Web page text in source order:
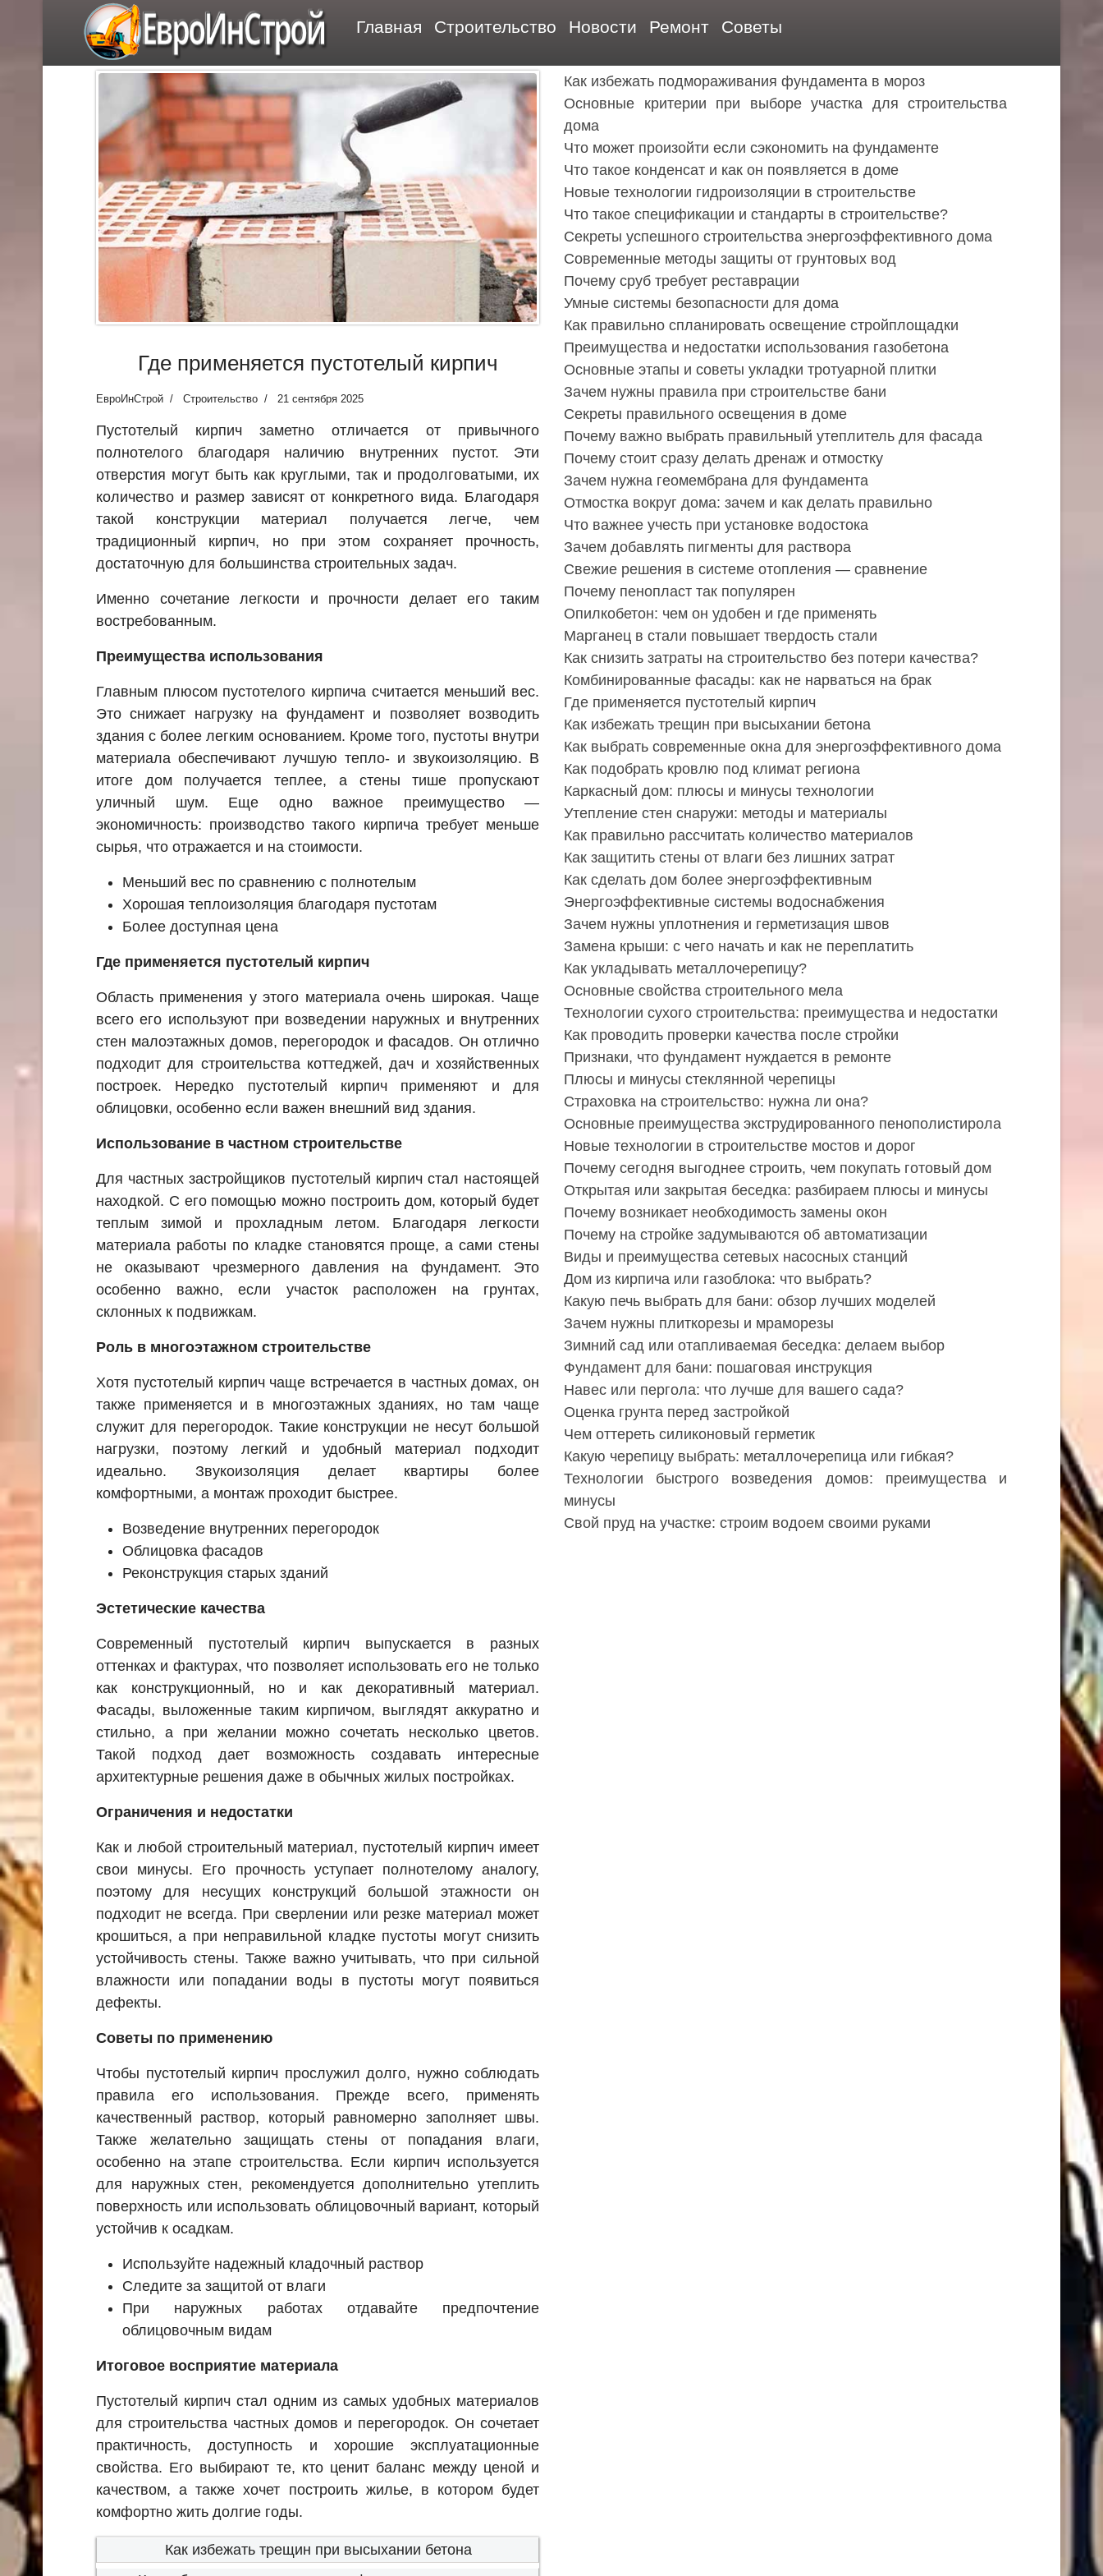
ЕвроИнСтрой Главная Строительство Новости Ремонт Советы
Где применяется пустотелый кирпич
ЕвроИнСтрой Строительство 21 сентября 2025
Пустотелый кирпич заметно отличается от привычного
полнотелого благодаря наличию внутренних пустот. Эти
отверстия могут быть как круглыми, так и продолговатыми, их
количество и размер зависят от конкретного вида. Благодаря
такой конструкции материал получается легче, чем
традиционный кирпич, но при этом сохраняет прочность,
достаточную для большинства строительных задач.
Именно сочетание легкости и прочности делает его таким
востребованным.
Преимущества использования
Главным плюсом пустотелого кирпича считается меньший вес.
Это снижает нагрузку на фундамент и позволяет возводить
здания с более легким основанием. Кроме того, пустоты внутри
материала обеспечивают лучшую тепло- и звукоизоляцию. В
итоге дом получается теплее, а стены тише пропускают
уличный шум. Еще одно важное преимущество —
экономичность: производство такого кирпича требует меньше
сырья, что отражается и на стоимости.
Меньший вес по сравнению с полнотелым
Хорошая теплоизоляция благодаря пустотам
Более доступная цена
Где применяется пустотелый кирпич
Область применения у этого материала очень широкая. Чаще
всего его используют при возведении наружных и внутренних
стен малоэтажных домов, перегородок и фасадов. Он отлично
подходит для строительства коттеджей, дач и хозяйственных
построек. Нередко пустотелый кирпич применяют и для
облицовки, особенно если важен внешний вид здания.
Использование в частном строительстве
Для частных застройщиков пустотелый кирпич стал настоящей
находкой. С его помощью можно построить дом, который будет
теплым зимой и прохладным летом. Благодаря легкости
материала работы по кладке становятся проще, а сами стены
не оказывают чрезмерного давления на фундамент. Это
особенно важно, если участок расположен на грунтах,
склонных к подвижкам.
Роль в многоэтажном строительстве
Хотя пустотелый кирпич чаще встречается в частных домах, он
также применяется и в многоэтажных зданиях, но там чаще
служит для перегородок. Такие конструкции не несут большой
нагрузки, поэтому легкий и удобный материал подходит
идеально. Звукоизоляция делает квартиры более
комфортными, а монтаж проходит быстрее.
Возведение внутренних перегородок
Облицовка фасадов
Реконструкция старых зданий
Эстетические качества
Современный пустотелый кирпич выпускается в разных
оттенках и фактурах, что позволяет использовать его не только
как конструкционный, но и как декоративный материал.
Фасады, выложенные таким кирпичом, выглядят аккуратно и
стильно, а при желании можно сочетать несколько цветов.
Такой подход дает возможность создавать интересные
архитектурные решения даже в обычных жилых постройках.
Ограничения и недостатки
Как и любой строительный материал, пустотелый кирпич имеет
свои минусы. Его прочность уступает полнотелому аналогу,
поэтому для несущих конструкций большой этажности он
подходит не всегда. При сверлении или резке материал может
крошиться, а при неправильной кладке пустоты могут снизить
устойчивость стены. Также важно учитывать, что при сильной
влажности или попадании воды в пустоты могут появиться
дефекты.
Советы по применению
Чтобы пустотелый кирпич прослужил долго, нужно соблюдать
правила его использования. Прежде всего, применять
качественный раствор, который равномерно заполняет швы.
Также желательно защищать стены от попадания влаги,
особенно на этапе строительства. Если кирпич используется
для наружных стен, рекомендуется дополнительно утеплить
поверхность или использовать облицовочный вариант, который
устойчив к осадкам.
Используйте надежный кладочный раствор
Следите за защитой от влаги
При наружных работах отдавайте предпочтение
облицовочным видам
Итоговое восприятие материала
Пустотелый кирпич стал одним из самых удобных материалов
для строительства частных домов и перегородок. Он сочетает
практичность, доступность и хорошие эксплуатационные
свойства. Его выбирают те, кто ценит баланс между ценой и
качеством, а также хочет построить жилье, в котором будет
комфортно жить долгие годы.
Как избежать трещин при высыхании бетона
Как избежать подмораживания фундамента в мороз
Основные критерии при выборе участка для строительства
дома
Что может произойти если сэкономить на фундаменте
Что такое конденсат и как он появляется в доме
Новые технологии гидроизоляции в строительстве
Что такое спецификации и стандарты в строительстве?
Секреты успешного строительства энергоэффективного дома
Современные методы защиты от грунтовых вод
Почему сруб требует реставрации
Умные системы безопасности для дома
Как правильно спланировать освещение стройплощадки
Преимущества и недостатки использования газобетона
Основные этапы и советы укладки тротуарной плитки
Зачем нужны правила при строительстве бани
Секреты правильного освещения в доме
Почему важно выбрать правильный утеплитель для фасада
Почему стоит сразу делать дренаж и отмостку
Зачем нужна геомембрана для фундамента
Отмостка вокруг дома: зачем и как делать правильно
Что важнее учесть при установке водостока
Зачем добавлять пигменты для раствора
Свежие решения в системе отопления — сравнение
Почему пенопласт так популярен
Опилкобетон: чем он удобен и где применять
Марганец в стали повышает твердость стали
Как снизить затраты на строительство без потери качества?
Комбинированные фасады: как не нарваться на брак
Где применяется пустотелый кирпич
Как избежать трещин при высыхании бетона
Как выбрать современные окна для энергоэффективного дома
Как подобрать кровлю под климат региона
Каркасный дом: плюсы и минусы технологии
Утепление стен снаружи: методы и материалы
Как правильно рассчитать количество материалов
Как защитить стены от влаги без лишних затрат
Как сделать дом более энергоэффективным
Энергоэффективные системы водоснабжения
Зачем нужны уплотнения и герметизация швов
Замена крыши: с чего начать и как не переплатить
Как укладывать металлочерепицу?
Основные свойства строительного мела
Технологии сухого строительства: преимущества и недостатки
Как проводить проверки качества после стройки
Признаки, что фундамент нуждается в ремонте
Плюсы и минусы стеклянной черепицы
Страховка на строительство: нужна ли она?
Основные преимущества экструдированного пенополистирола
Новые технологии в строительстве мостов и дорог
Почему сегодня выгоднее строить, чем покупать готовый дом
Открытая или закрытая беседка: разбираем плюсы и минусы
Почему возникает необходимость замены окон
Почему на стройке задумываются об автоматизации
Виды и преимущества сетевых насосных станций
Дом из кирпича или газоблока: что выбрать?
Какую печь выбрать для бани: обзор лучших моделей
Зачем нужны плиткорезы и мраморезы
Зимний сад или отапливаемая беседка: делаем выбор
Фундамент для бани: пошаговая инструкция
Навес или пергола: что лучше для вашего сада?
Оценка грунта перед застройкой
Чем оттереть силиконовый герметик
Какую черепицу выбрать: металлочерепица или гибкая?
Технологии быстрого возведения домов: преимущества и
минусы
Свой пруд на участке: строим водоем своими руками